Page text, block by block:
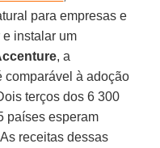
para empresas e
instalar um
, a
comparável à adoção
terços dos 6 300
países esperam
receitas dessas